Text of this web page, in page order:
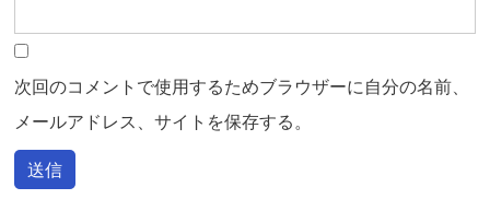
次回のコメントで使用するためブラウザーに自分の名前、
メールアドレス、サイトを保存する。